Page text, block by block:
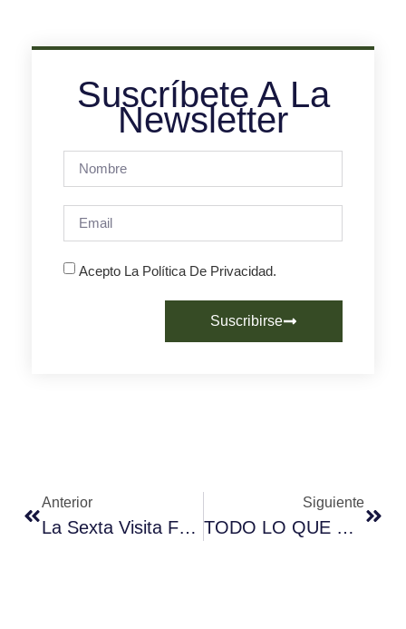
Suscríbete A La
Newsletter
Acepto La Política De Privacidad.
Suscribirse
Anterior
La Sexta Visita Fórum Café En Busca De Información
Siguiente
TODO LO QUE PASÓ EN HOSTELCO.